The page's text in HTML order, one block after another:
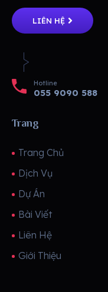
LIÊN HỆ
Hotline
055 9090 588
Trang
Trang Chủ
Dịch Vụ
Dự Án
Bài Viết
Liên Hệ
Giới Thiệu